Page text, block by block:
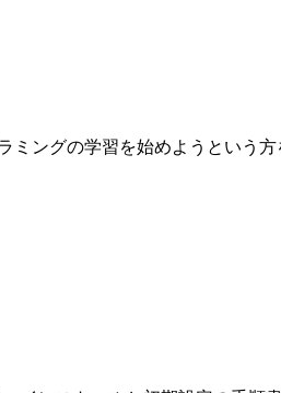
ングの学習を始めようという方